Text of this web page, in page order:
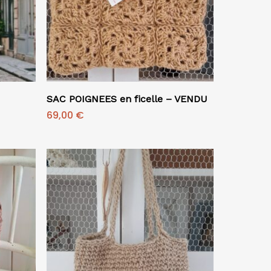
Ajouter Au Panier
SAC POIGNEES en ficelle – VENDU
69,00 €